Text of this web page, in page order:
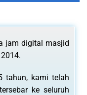
jam digital masjid
tahun, kami telah
ke seluruh